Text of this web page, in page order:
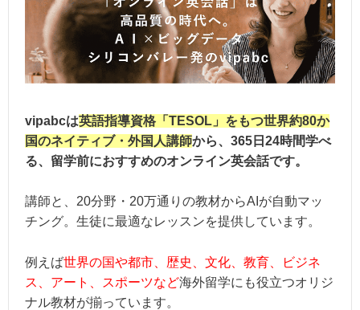
vipabcは英語指導資格「TESOL」をもつ世界約80か
国のネイティブ・外国人講師から、365日24時間学べ
る、留学前におすすめのオンライン英会話です。
講師と、20分野・20万通りの教材からAIが自動マッ
チング。生徒に最適なレッスンを提供しています。
例えば世界の国や都市、歴史、文化、教育、ビジネ
ス、アート、スポーツなど海外留学にも役立つオリジ
ナル教材が揃っています。